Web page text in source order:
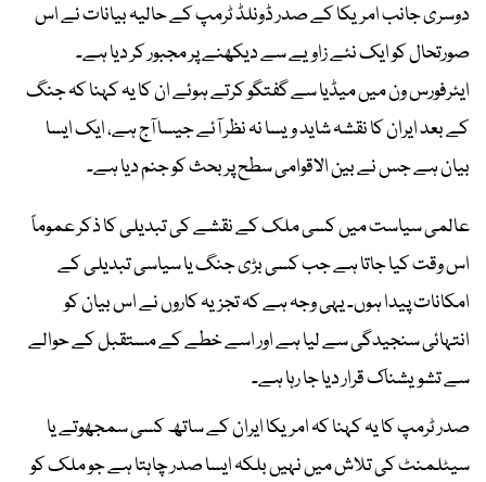
دوسری جانب امریکا کے صدر ڈونلڈ ٹرمپ کے حالیہ بیانات نے اس
صورتحال کو ایک نئے زاویے سے دیکھنے پر مجبور کر دیا ہے۔
ایئرفورس ون میں میڈیا سے گفتگو کرتے ہوئے ان کا یہ کہنا کہ جنگ
کے بعد ایران کا نقشہ شاید ویسا نہ نظر آئے جیسا آج ہے، ایک ایسا
بیان ہے جس نے بین الاقوامی سطح پر بحث کو جنم دیا ہے۔
عالمی سیاست میں کسی ملک کے نقشے کی تبدیلی کا ذکر عموماً
اس وقت کیا جاتا ہے جب کسی بڑی جنگ یا سیاسی تبدیلی کے
امکانات پیدا ہوں۔ یہی وجہ ہے کہ تجزیہ کاروں نے اس بیان کو
انتہائی سنجیدگی سے لیا ہے اور اسے خطے کے مستقبل کے حوالے
سے تشویشناک قرار دیا جا رہا ہے۔
صدر ٹرمپ کا یہ کہنا کہ امریکا ایران کے ساتھ کسی سمجھوتے یا
سیٹلمنٹ کی تلاش میں نہیں بلکہ ایسا صدر چاہتا ہے جو ملک کو